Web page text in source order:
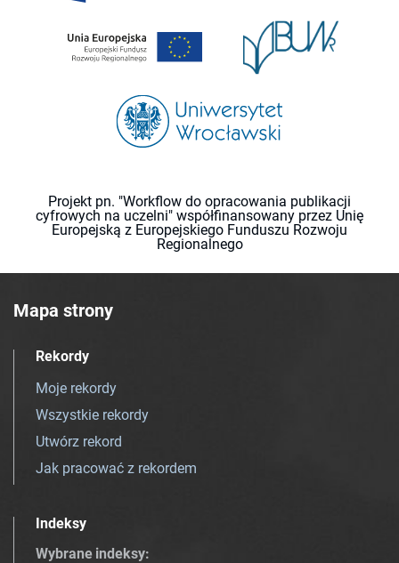
Projekt pn. "Workflow do opracowania publikacji
cyfrowych na uczelni" współfinansowany przez Unię
Europejską z Europejskiego Funduszu Rozwoju
Regionalnego
Mapa strony
Rekordy
Moje rekordy
Wszystkie rekordy
Utwórz rekord
Jak pracować z rekordem
Indeksy
Wybrane indeksy: